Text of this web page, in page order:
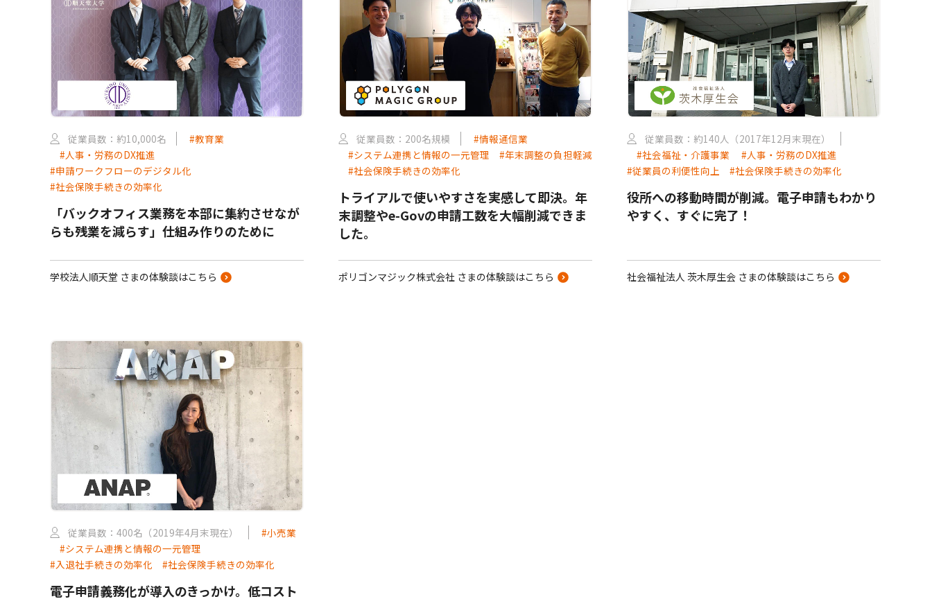
従業員数：約10,000名
#教育業
#人事・労務のDX推進
#申請ワークフローのデジタル化
#社会保険手続きの効率化
「バックオフィス業務を本部に集約させなが
らも残業を減らす」仕組み作りのために
学校法人順天堂 さまの体験談はこちら
従業員数：200名規模
#情報通信業
#システム連携と情報の一元管理
#年末調整の負担軽減
#社会保険手続きの効率化
トライアルで使いやすさを実感して即決。年
末調整やe-Govの申請工数を大幅削減できま
した。
ポリゴンマジック株式会社 さまの体験談はこちら
従業員数：約140人（2017年12月末現在）
#社会福祉・介護事業
#人事・労務のDX推進
#従業員の利便性向上
#社会保険手続きの効率化
役所への移動時間が削減。電子申請もわかり
やすく、すぐに完了！
社会福祉法人 茨木厚生会 さまの体験談はこちら
従業員数：400名（2019年4月末現在）
#小売業
#システム連携と情報の一元管理
#入退社手続きの効率化
#社会保険手続きの効率化
電子申請義務化が導入のきっかけ。低コスト